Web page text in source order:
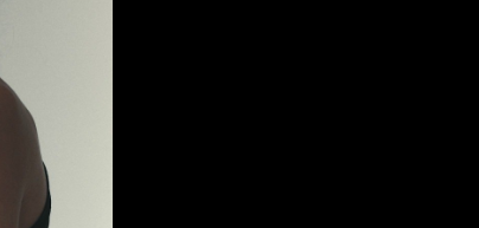
Anna Bicanova – Fashion